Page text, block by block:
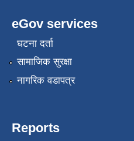
eGov services
घटना दर्ता
सामाजिक सुरक्षा
नागरिक वडापत्र
Reports